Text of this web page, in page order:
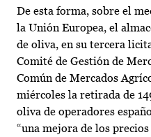
De esta forma, sobre el
la Unión Europea, el
de oliva, en su tercera
Comité de Gestión de
Común de Mercados
miércoles la retirada de
oliva de operadores
“una mejora de los